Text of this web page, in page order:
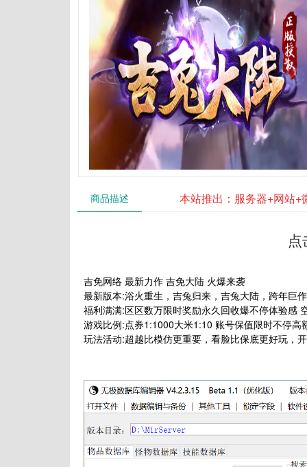
商品描述 本站推出：服务器+网站
吉免网络 最新力作 吉免大陆 火爆来袭
最新版本:浴火重生，吉兔归来，吉兔大陆，跨年巨
福利满满:区区数万限时奖励永久回收爆不停体验感
游戏比例:点券1:1000大米1:10 账号保值限时不停高
玩法活动:超越比模仿更重要，看脸比保底更好玩，